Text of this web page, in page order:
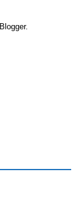
Blogger.